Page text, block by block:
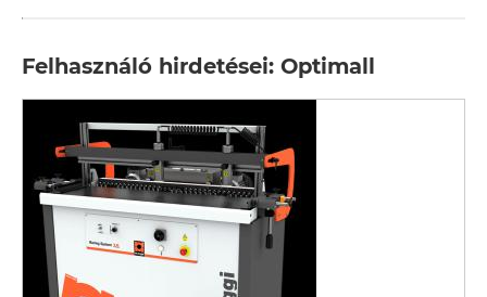
Felhasználó hirdetései: Optimall